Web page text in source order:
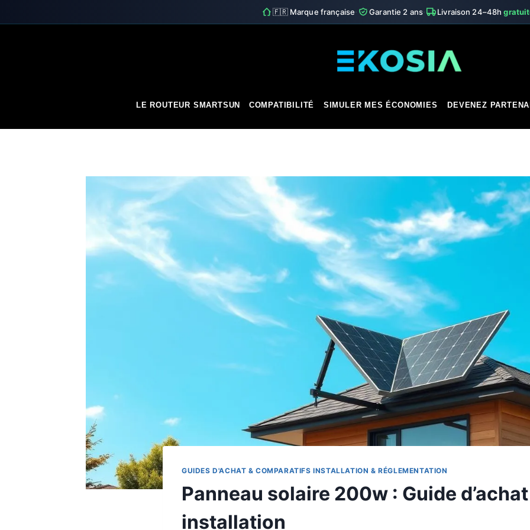
🇫🇷 Marque française· Garantie 2 ans· Livraison 24–48h
LE ROUTEUR SMARTSUN COMPATIBILITÉ SIMULER MES ÉCONOMIES DEVENEZ
GUIDES D'ACHAT & COMPARATIFS INSTALLATION & RÉGLEMENTATION
Panneau solaire 200w : Guide
installation